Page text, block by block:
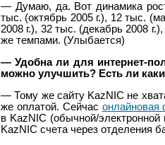
— Думаю, да. Вот динамика
тыс. (октябрь 2005 г.), 12 тыс.
2008 г.), 32 тыс. (декабрь 2008
же темпами. (Улыбается)
— Удобна ли для интернет-
можно улучшить? Есть ли
— Тому же сайту KazNIC не
же оплатой. Сейчас онлайновая
в KazNIC (обычной/
KazNIC счета через отделения